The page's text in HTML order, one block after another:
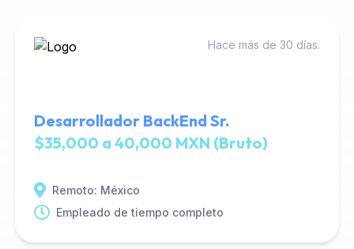
Hace más de 30 días.
Desarrollador BackEnd Sr.
$35,000 a 40,000 MXN (Bruto)
Remoto: México
Empleado de tiempo completo